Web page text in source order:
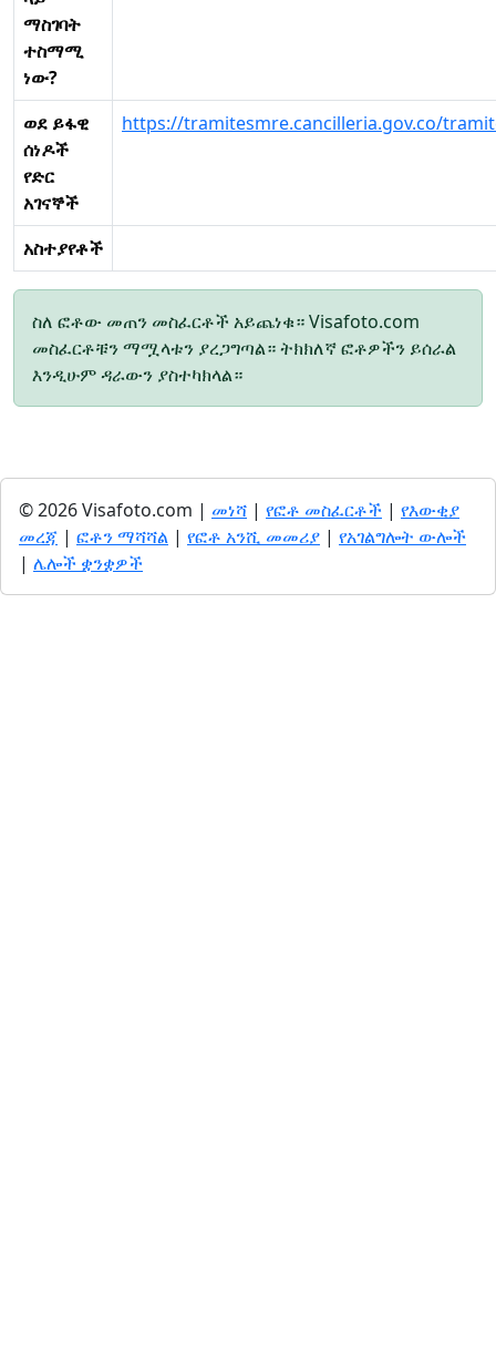
ማስገባት
ተስማሚ
ነው?
ወደ ይፋዊ
ሰነዶች
የድር
አገናኞች
https://tramitesmre.cancilleria.gov.co/
አስተያየቶች
ስለ ፎቶው መጠን መስፈርቶች አይጨነቁ። Visafoto.com
መስፈርቶቹን ማሟላቱን ያረጋግጣል። ትክክለኛ ፎቶዎችን ይሰራል
እንዲሁም ዳራውን ያስተካክላል።
© 2026 Visafoto.com | መነሻ | የፎቶ መስፈርቶች | የእውቂያ
መረጃ | ፎቶን ማሻሻል | የፎቶ አንሺ መመሪያ | የአገልግሎት ውሎች
| ሌሎች ቋንቋዎች